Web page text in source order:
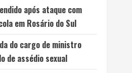
após ataque com
em Rosário do Sul
do cargo de ministro
de assédio sexual